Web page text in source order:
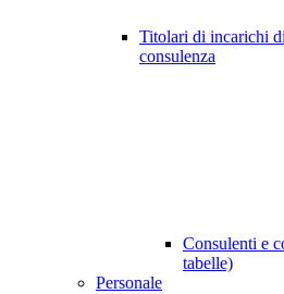
Titolari di incarichi
consulenza
Consulenti e
tabelle)
Personale